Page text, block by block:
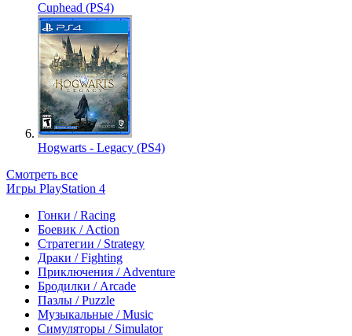
Cuphead (PS4)
Hogwarts - Legacy (PS4)
Смотреть все
Игры PlayStation 4
Гонки / Racing
Боевик / Action
Стратегии / Strategy
Драки / Fighting
Приключения / Adventure
Бродилки / Arcade
Пазлы / Puzzle
Музыкальные / Music
Симуляторы / Simulator